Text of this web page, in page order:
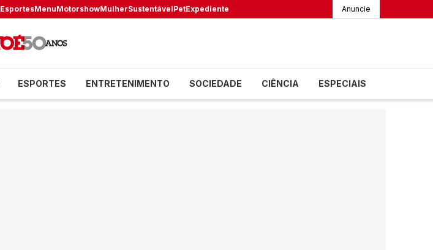
EsportesMenuMotorshowMulherSustentávelPetExpediente Anuncie
ESPORTES ENTRETENIMENTO SOCIEDADE CIÊNCIA ESPECIAIS